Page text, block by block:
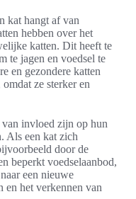
kat hangt af van
hebben over het
katten. Dit heeft te
te jagen en voedsel te
en gezondere katten
ze sterker en
invloed zijn op hun
Als een kat zich
door de
beperkt voedselaanbod,
een nieuwe
het verkennen van